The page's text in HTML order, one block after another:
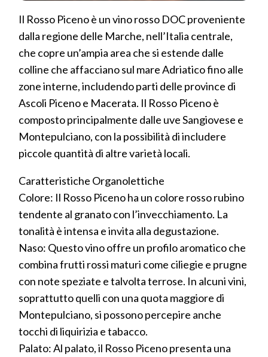
Il Rosso Piceno è un vino rosso DOC proveniente
dalla regione delle Marche, nell’Italia centrale,
che copre un’ampia area che si estende dalle
colline che affacciano sul mare Adriatico fino alle
zone interne, includendo parti delle province di
Ascoli Piceno e Macerata. Il Rosso Piceno è
composto principalmente dalle uve Sangiovese e
Montepulciano, con la possibilità di includere
piccole quantità di altre varietà locali.
Caratteristiche Organolettiche
Colore: Il Rosso Piceno ha un colore rosso rubino
tendente al granato con l’invecchiamento. La
tonalità è intensa e invita alla degustazione.
Naso: Questo vino offre un profilo aromatico che
combina frutti rossi maturi come ciliegie e prugne
con note speziate e talvolta terrose. In alcuni vini,
soprattutto quelli con una quota maggiore di
Montepulciano, si possono percepire anche
tocchi di liquirizia e tabacco.
Palato: Al palato, il Rosso Piceno presenta una